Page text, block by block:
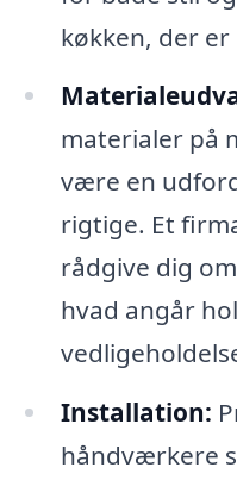
køkken, der
materialer på
være en
rigtige. Et
rådgive dig
hvad angår
Installation:
håndværkere